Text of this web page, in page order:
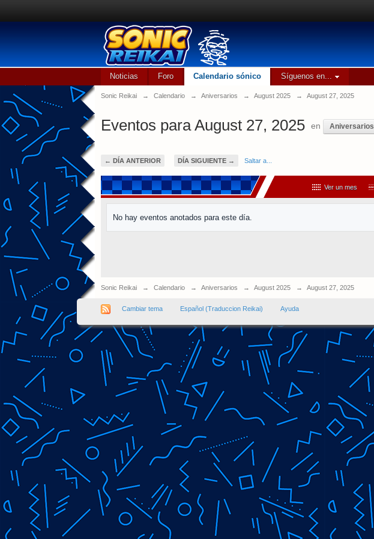
Noticias Foro Calendario sónico Síguenos en...
Sonic Reikai → Calendario → Aniversarios → August 2025 → August 27, 2025
Eventos para August 27, 2025 en Aniversarios
← DÍA ANTERIOR DÍA SIGUIENTE → Saltar a...
Ver un mes
No hay eventos anotados para este día.
Sonic Reikai → Calendario → Aniversarios → August 2025 → August 27, 2025
Cambiar tema Español (Traduccion Reikai) Ayuda